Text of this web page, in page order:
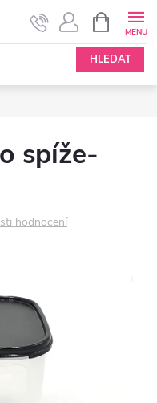
HLEDAT
NÁKUPNÍ
KOŠÍK
spíže-
hodnocení